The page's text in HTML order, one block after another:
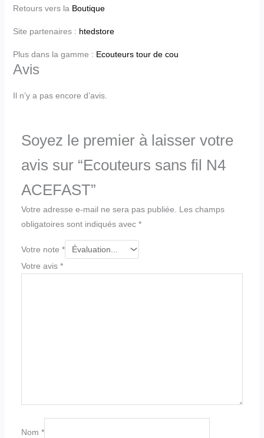
Retours vers la Boutique
Site partenaires : htedstore
Plus dans la gamme : Ecouteurs tour de cou
Avis
Il n’y a pas encore d’avis.
Soyez le premier à laisser votre
avis sur “Ecouteurs sans fil N4
ACEFAST”
Votre adresse e-mail ne sera pas publiée.
Les champs
obligatoires sont indiqués avec *
Votre note *
Votre avis *
Nom *